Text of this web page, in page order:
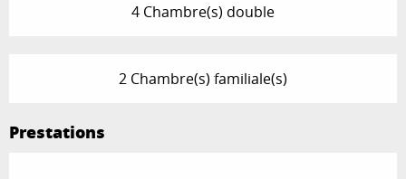
4 Chambre(s) double
2 Chambre(s) familiale(s)
Prestations